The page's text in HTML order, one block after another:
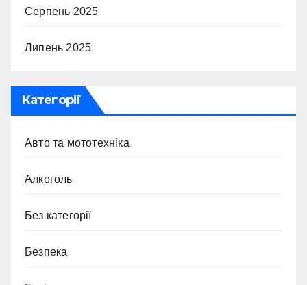
Серпень 2025
Липень 2025
Категорії
Авто та мототехніка
Алкоголь
Без категорії
Безпека